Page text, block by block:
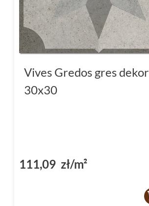
Vives Gredos gres dekor
30x30
111,09 zł/m²